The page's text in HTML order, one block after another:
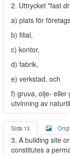
2. Uttrycket "fast
a) plats för
b) filial,
c) kontor,
d) fabrik,
e) verkstad, och
f) gruva, olje- eller
utvinning av
Sida 13
3. A building site
constitutes a